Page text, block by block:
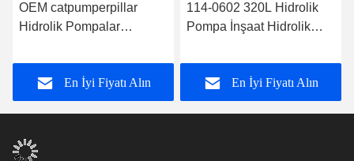
OEM catpumperpillar
Hidrolik Pompalar
U 126-2073
catpumperpillar Vane
Pump
En İyi Fiyatı Alın
114-0602 320L Hidrolik
Pompa İnşaat Hidrolik
için
En İyi Fiyatı Alın